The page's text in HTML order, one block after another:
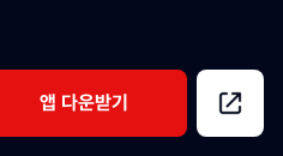
앱 다운받기